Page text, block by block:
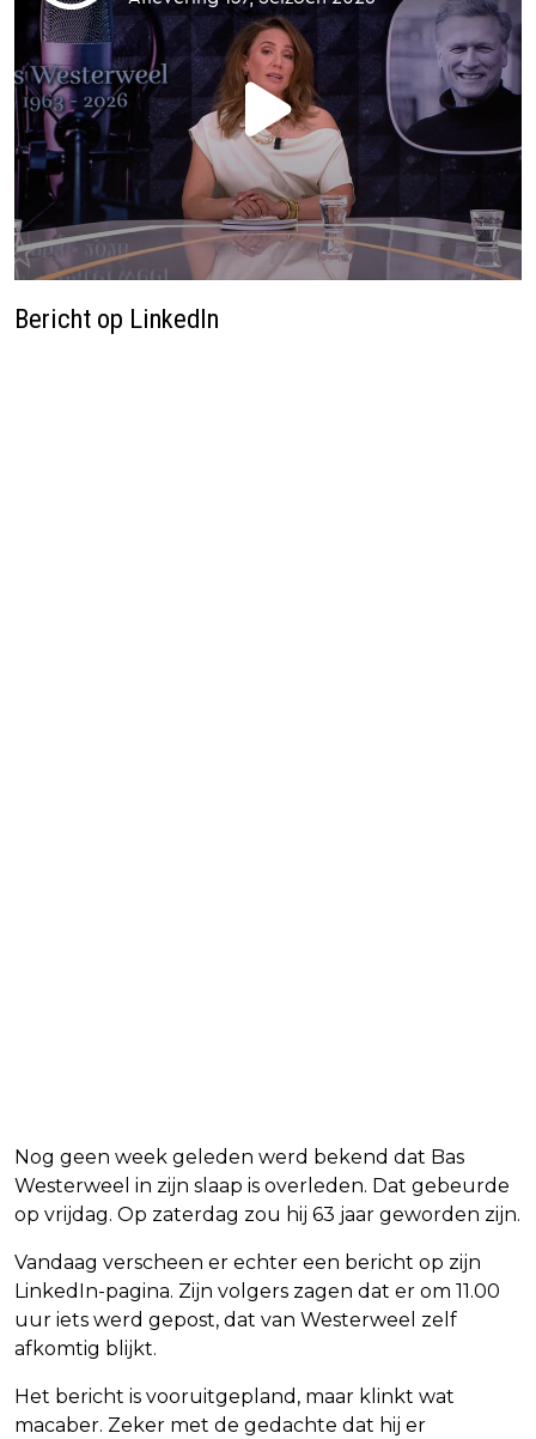
Bericht op LinkedIn
Nog geen week geleden werd bekend dat Bas
Westerweel in zijn slaap is overleden. Dat gebeurde
op vrijdag. Op zaterdag zou hij 63 jaar geworden zijn.
Vandaag verscheen er echter een bericht op zijn
LinkedIn-pagina. Zijn volgers zagen dat er om 11.00
uur iets werd gepost, dat van Westerweel zelf
afkomtig blijkt.
Het bericht is vooruitgepland, maar klinkt wat
macaber. Zeker met de gedachte dat hij er